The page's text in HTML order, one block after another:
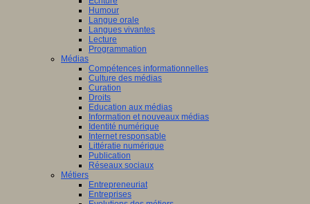
Humour
Langue orale
Langues vivantes
Lecture
Programmation
Médias
Compétences informationnelles
Culture des médias
Curation
Droits
Education aux médias
Information et nouveaux médias
Identité numérique
Internet responsable
Littératie numérique
Publication
Réseaux sociaux
Métiers
Entrepreneuriat
Entreprises